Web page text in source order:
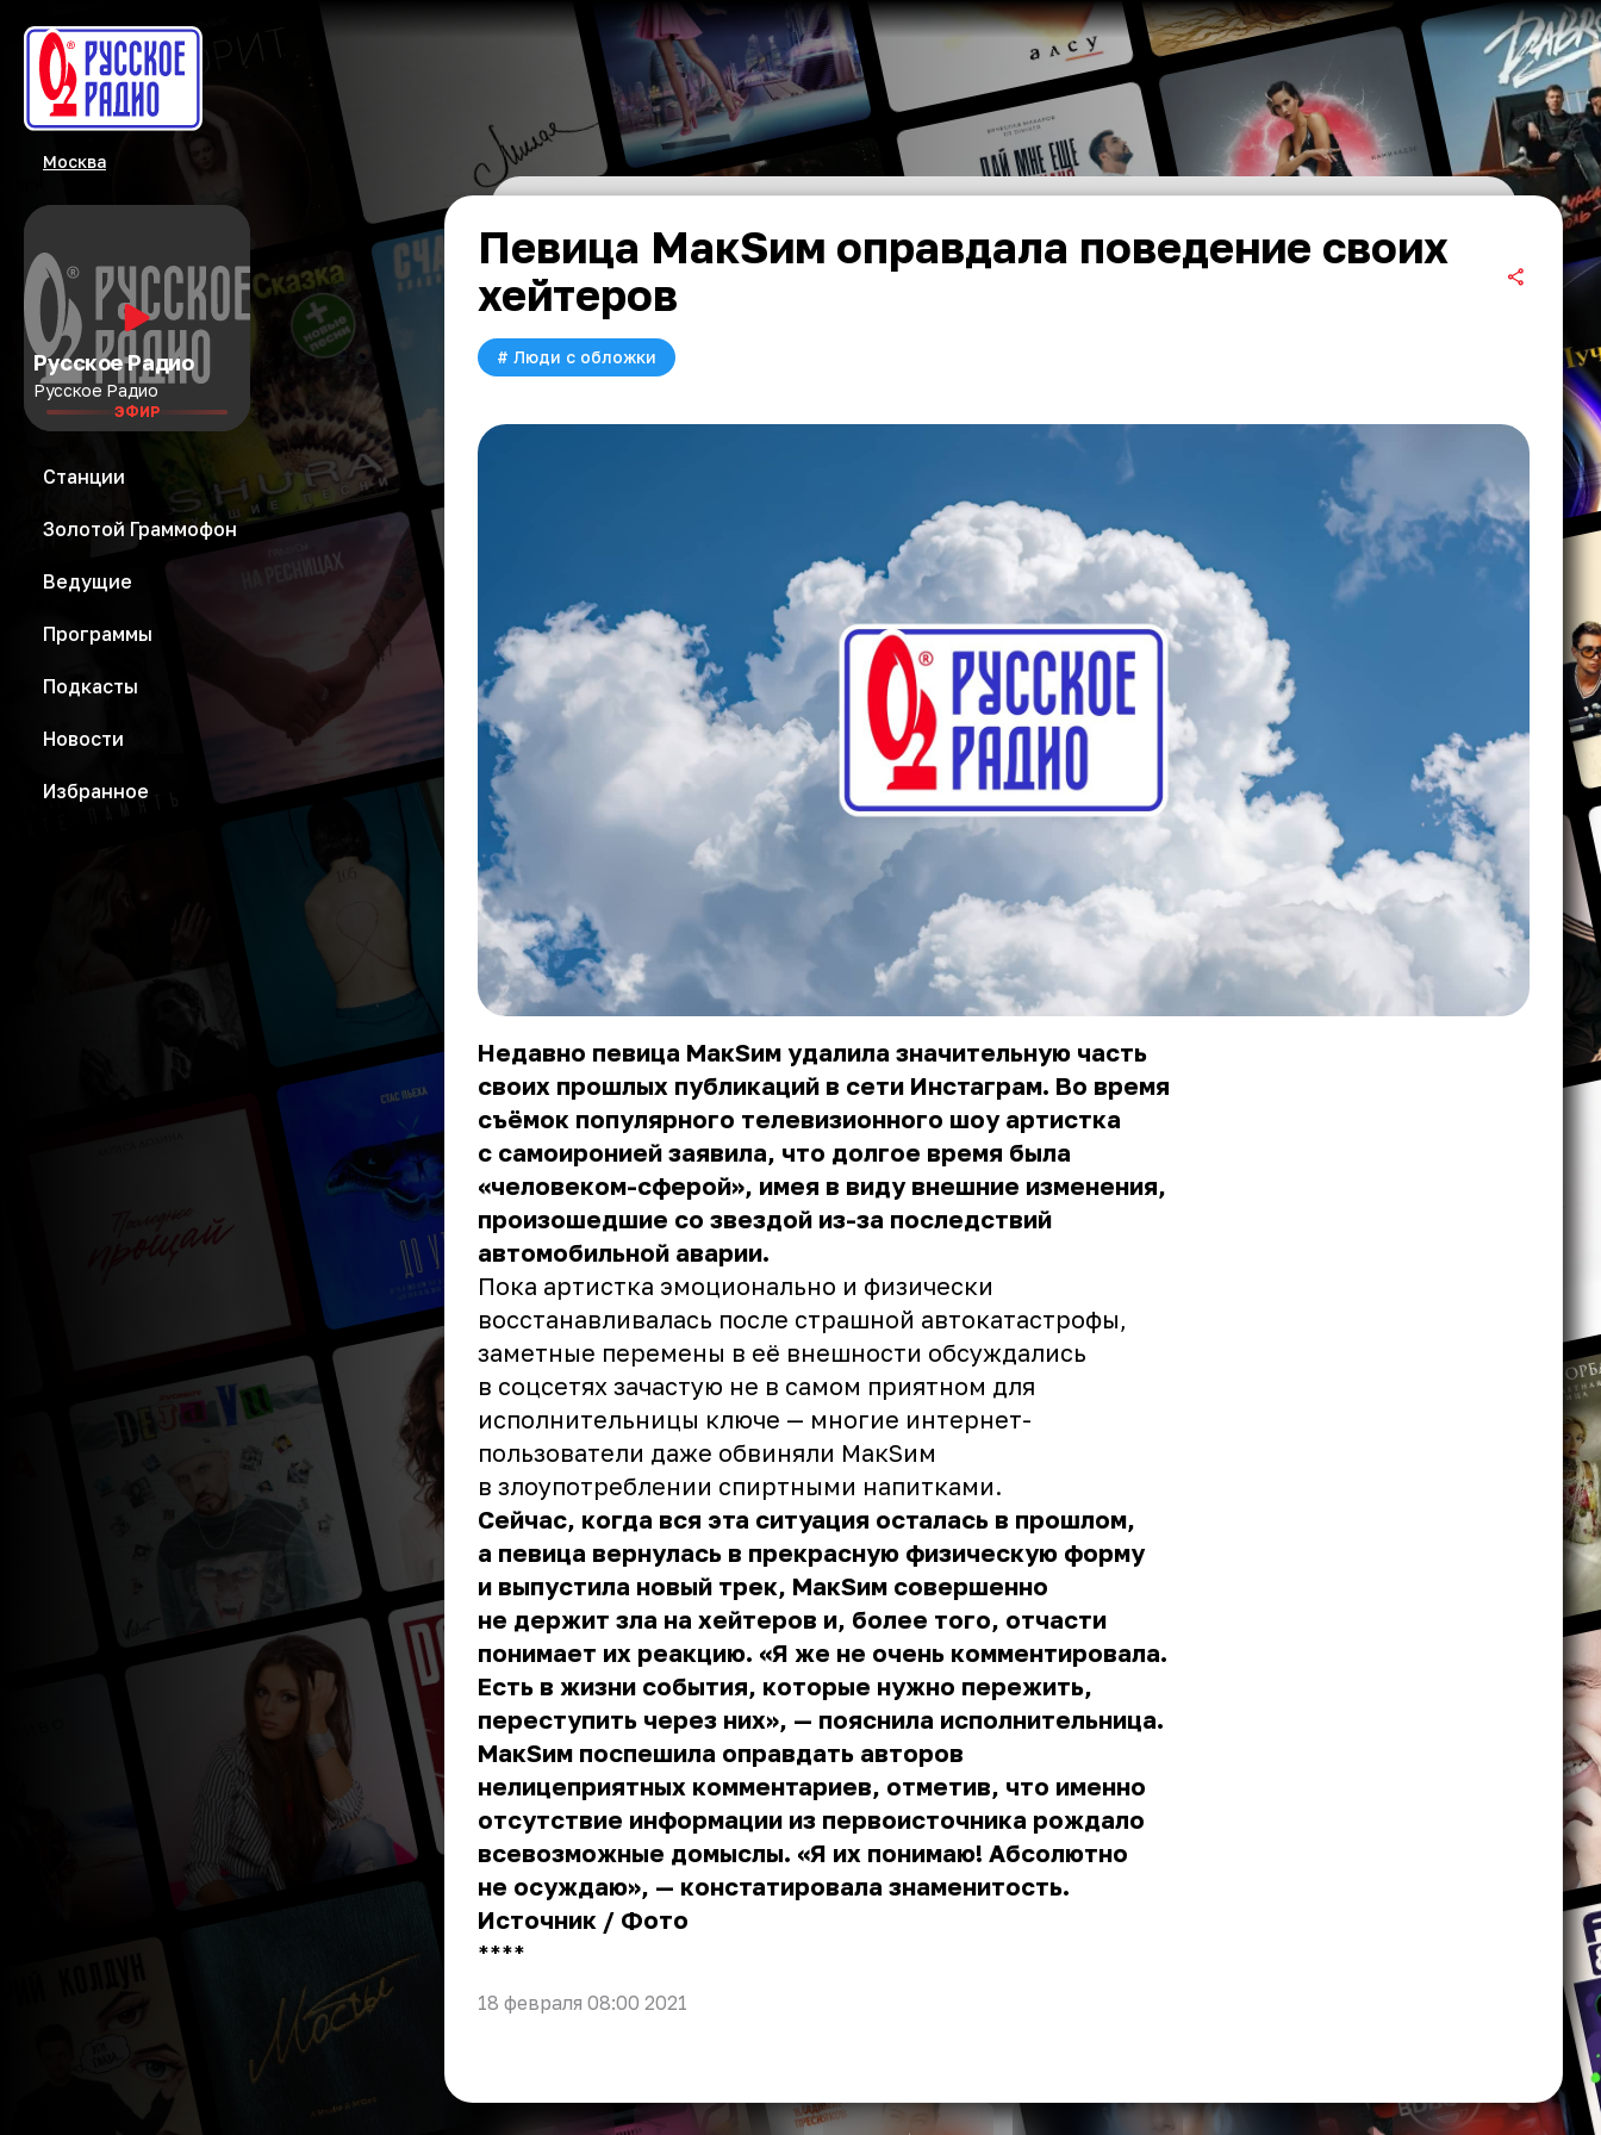
Москва
Русское Радио
Русское Радио
ЭФИР
Станции
Золотой Граммофон
Ведущие
Программы
Подкасты
Новости
Избранное
Певица МакSим оправдала поведение своих
хейтеров
# Люди с обложки
Недавно певица МакSим удалила значительную часть
своих прошлых публикаций в сети Инстаграм. Во время
съёмок популярного телевизионного шоу артистка
с самоиронией заявила, что долгое время была
«человеком-сферой», имея в виду внешние изменения,
произошедшие со звездой из-за последствий
автомобильной аварии.
Пока артистка эмоционально и физически
восстанавливалась после страшной автокатастрофы,
заметные перемены в её внешности обсуждались
в соцсетях зачастую не в самом приятном для
исполнительницы ключе — многие интернет-
пользователи даже обвиняли МакSим
в злоупотреблении спиртными напитками.
Сейчас, когда вся эта ситуация осталась в прошлом,
а певица вернулась в прекрасную физическую форму
и выпустила новый трек, МакSим совершенно
не держит зла на хейтеров и, более того, отчасти
понимает их реакцию. «Я же не очень комментировала.
Есть в жизни события, которые нужно пережить,
переступить через них», — пояснила исполнительница.
МакSим поспешила оправдать авторов
нелицеприятных комментариев, отметив, что именно
отсутствие информации из первоисточника рождало
всевозможные домыслы. «Я их понимаю! Абсолютно
не осуждаю», — констатировала знаменитость.
Источник / Фото
** **
18 февраля 08:00 2021